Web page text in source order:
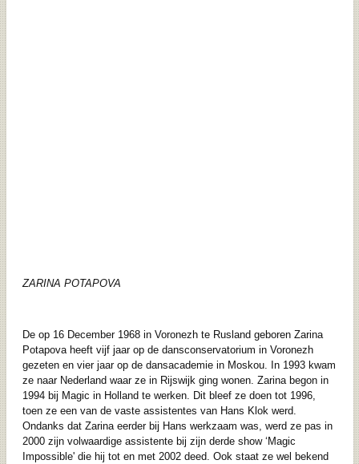
ZARINA POTAPOVA
De op 16 December 1968 in Voronezh te Rusland geboren Zarina
Potapova heeft vijf jaar op de dansconservatorium in Voronezh
gezeten en vier jaar op de dansacademie in Moskou. In 1993 kwam
ze naar Nederland waar ze in Rijswijk ging wonen. Zarina begon in
1994 bij Magic in Holland te werken. Dit bleef ze doen tot 1996,
toen ze een van de vaste assistentes van Hans Klok werd.
Ondanks dat Zarina eerder bij Hans werkzaam was, werd ze pas in
2000 zijn volwaardige assistente bij zijn derde show ‘Magic
Impossible' die hij tot en met 2002 deed. Ook staat ze wel bekend